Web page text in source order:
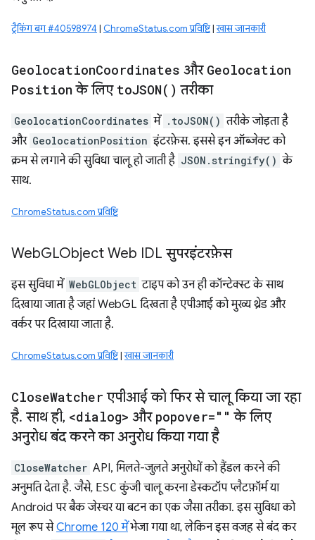
ट्रैकिंग बग #40598974 | ChromeStatus.com प्रविष्टि|खास जानकारी
GeolocationCoordinates और Geolocation
Position के लिए toJSON( ) तरीका
GeolocationCoordinates में .toJSON() तरीके जोड़ता है
और GeolocationPosition इंटरफ़ेस. इससे इन ऑब्जेक्ट को
क्रम से लगाने की सुविधा चालू हो जाती है JSON.stringify() के
साथ.
ChromeStatus.com प्रविष्टि
WebGLObject Web IDL सुपरइंटरफ़ेस
इस सुविधा में WebGLObject टाइप को उन ही कॉन्टेक्स्ट के साथ
दिखाया जाता है जहां WebGL दिखता है एपीआई को मुख्य थ्रेड और
वर्कर पर दिखाया जाता है.
ChromeStatus.com प्रविष्टि|खास जानकारी
CloseWatcher एपीआई को फिर से चालू किया जा रहा
है. साथ ही, <dialog> और popover="" के लिए
अनुरोध बंद करने का अनुरोध किया गया है
CloseWatcher API, मिलते-जुलते अनुरोधों को हैंडल करने की
अनुमति देता है. जैसे, ESC कुंजी चालू करना डेस्कटॉप प्लैटफ़ॉर्म या
Android पर बैक जेस्चर या बटन का एक जैसा तरीका. इस सुविधा को
मूल रूप सेChrome 120 मेंभेजा गया था, लेकिन इस वजह से बंद कर